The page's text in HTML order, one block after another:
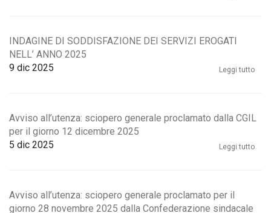
INDAGINE DI SODDISFAZIONE DEI SERVIZI EROGATI
NELL’ ANNO 2025
9 dic 2025 Leggi tutto
Avviso all’utenza: sciopero generale proclamato dalla CGIL
per il giorno 12 dicembre 2025
5 dic 2025 Leggi tutto
Avviso all’utenza: sciopero generale proclamato per il
giorno 28 novembre 2025 dalla Confederazione sindacale